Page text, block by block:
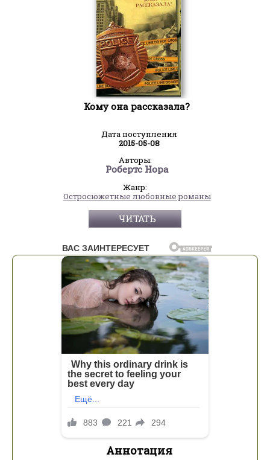
Кому она рассказала?
Дата поступления
2015-05-08
Авторы:
Робертс Нора
Жанр:
Остросюжетные любовные романы
ЧИТАТЬ
Аннотация